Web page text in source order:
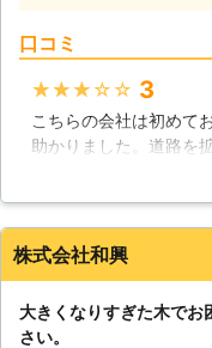
口コミ
★★★★★ 3
こちらの会社は初めて
助かりました。道路を
しまい、早急に木の
た伐採したい時には依
北海道 札幌市北区 2018
株式会社和興
大きくなりすぎた木でお
さい。